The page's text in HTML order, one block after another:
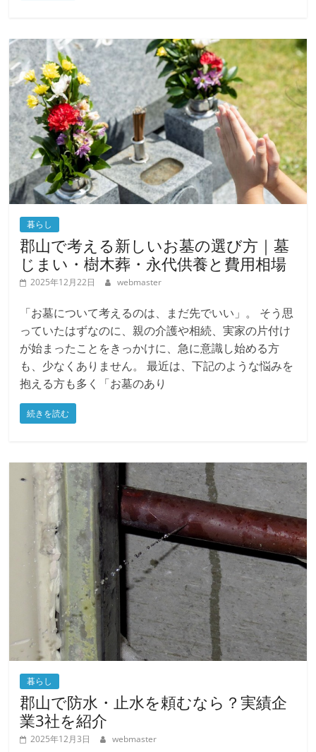
暮らし
郡山で考える新しいお墓の選び方｜墓
じまい・樹木葬・永代供養と費用相場
「お墓について考えるのは、まだ先でいい」。 そう思
っていたはずなのに、親の介護や相続、実家の片付け
が始まったことをきっかけに、急に意識し始める方
も、少なくありません。 最近は、下記のような悩みを
抱える方も多く「お墓のあり
暮らし
郡山で防水・止水を頼むなら？実績企
業3社を紹介